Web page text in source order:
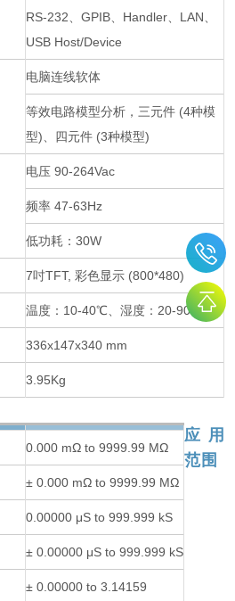
RS-232、GPIB、Handler、LAN、
USB Host/Device
电脑连线软体
等效电路模型分析，三元件 (4种模
型)、四元件 (3种模型)
电压 90-264Vac
频率 47-63Hz
低功耗：30W
7吋TFT, 彩色显示 (800*480)
温度：10-40℃、湿度：20-90%RH
336x147x340 mm
3.95Kg
0.000 mΩ to 9999.99 MΩ
± 0.000 mΩ to 9999.99 MΩ
0.00000 μS to 999.999 kS
± 0.00000 μS to 999.999 kS
± 0.00000 to 3.14159
应用
范围